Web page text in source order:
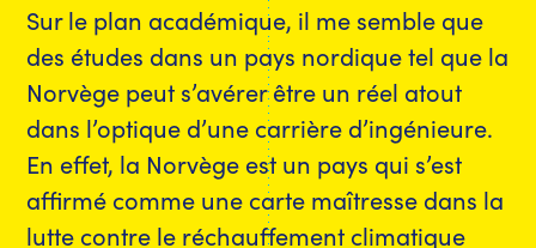
Sur le plan académique, il me semble que
des études dans un pays nordique tel que la
Norvège peut s’avérer être un réel atout
dans l’optique d’une carrière d’ingénieure.
En effet, la Norvège est un pays qui s’est
affirmé comme une carte maîtresse dans la
lutte contre le réchauffement climatique